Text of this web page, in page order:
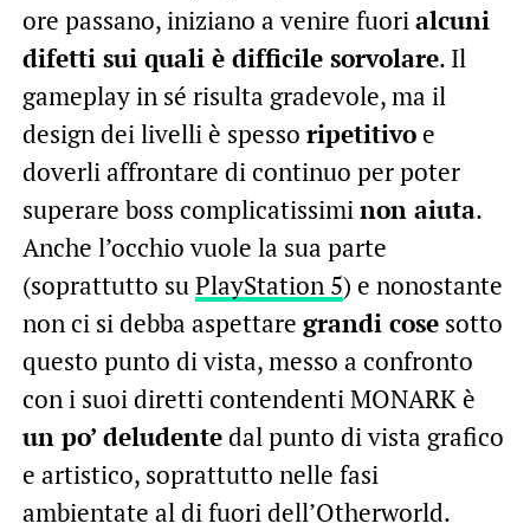
ore passano, iniziano a venire fuorialcuni
difetti sui quali è difficile sorvolare. Il
gameplay in sé risulta gradevole, ma il
design dei livelli è spesso ripetitivoe
doverli affrontare di continuo per poter
superare boss complicatissiminon aiuta.
Anche l’occhio vuole la sua parte
(soprattutto suPlayStation 5) e nonostante
non ci si debba aspettare grandi cosesotto
questo punto di vista, messo a confronto
con i suoi diretti contendenti MONARK è
un po’ deludentedal punto di vista grafico
e artistico, soprattutto nelle fasi
ambientate al di fuori dell’Otherworld.